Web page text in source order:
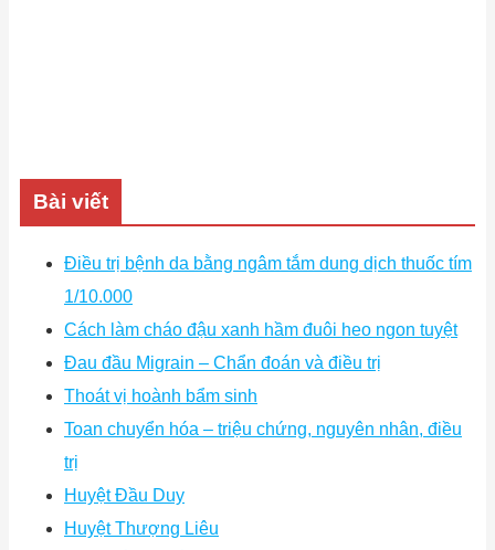
Bài viết
Điều trị bệnh da bằng ngâm tắm dung dịch thuốc tím
1/10.000
Cách làm cháo đậu xanh hầm đuôi heo ngon tuyệt
Đau đầu Migrain – Chẩn đoán và điều trị
Thoát vị hoành bẩm sinh
Toan chuyển hóa – triệu chứng, nguyên nhân, điều
trị
Huyệt Đầu Duy
Huyệt Thượng Liêu